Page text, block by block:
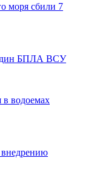
моря сбили 7
один БПЛА ВСУ
в водоемах
внедрению